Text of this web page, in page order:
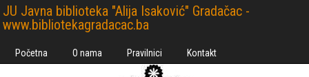
JU Javna biblioteka "Alija Isaković" Gradačac -
www.bibliotekagradacac.ba
Početna O nama Pravilnici Kontakt